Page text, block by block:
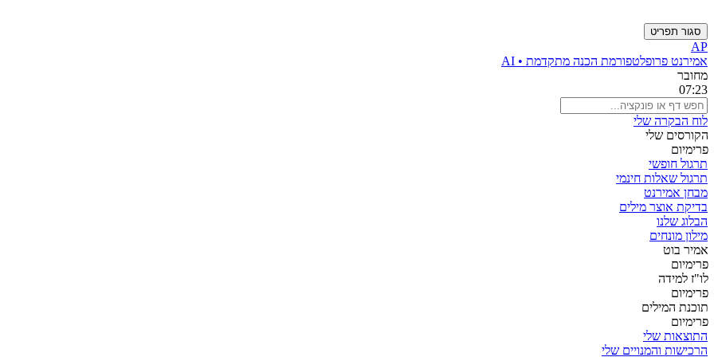
סגור תפריט
AP
אמירנט פרופלטפורמת הכנה מתקדמת • AI
מחובר
07:23
לוח הבקרה שלי
הקורסים שלי
פרימיום
תרגול חופשי
תרגול שאלות חינמי
מבחן אמירנט
בדיקת אוצר מילים
הבלוג שלנו
מילון מונחים
אמיר בוט
פרימיום
לו"ז למידה
פרימיום
תוכנת המילים
פרימיום
התוצאות שלי
הרכישות והמנויים שלי